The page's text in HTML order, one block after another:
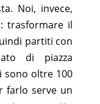
Noi, invece,
trasformare il
partiti con
di piazza
sono oltre 100
farlo serve un